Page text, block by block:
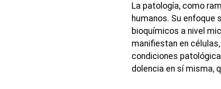
La patología, como
humanos. Su
bioquímicos a nivel
manifiestan en
condiciones
dolencia en sí misma,